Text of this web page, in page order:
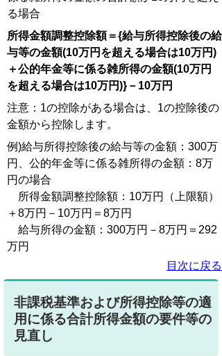
る場合
所得金額調整控除額＝{給与所得控除後の給
与等の金額(10万円を超える場合は10万円)
＋公的年金等に係る雑所得の金額(10万円
を超える場合は10万円)}－10万 円
注意：1の控除がある場合は、1の控除後の
金額から控除します。
例)給与所得控除後の給与等の金額：300万
円、公的年金等に係る雑所得の金額：8万
円の場合
所得金額調整控除額：10万円（上限額）
＋8万円－10万円＝8万円
給与所得の金額：300万円－8万円＝292
万円
目次に戻る
非課税基準および所得控除等の適
用に係る合計所得金額の要件等の
見直し